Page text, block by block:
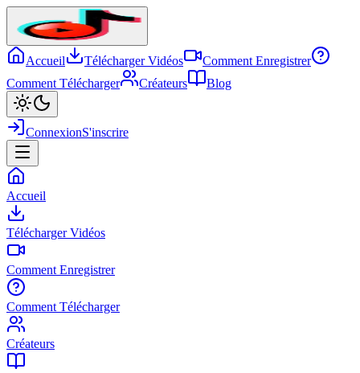
Accueil Télécharger Vidéos
Comment Enregistrer
Comment Télécharger
Créateurs Blog
ConnexionS'inscrire
Accueil
Télécharger Vidéos
Comment Enregistrer
Comment Télécharger
Créateurs